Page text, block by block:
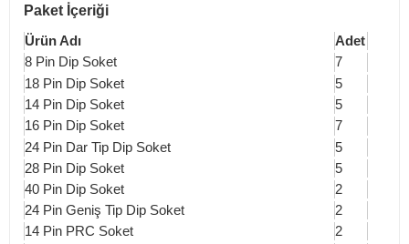
Paket İçeriği
Ürün Adı
Adet
8 Pin Dip Soket
7
18 Pin Dip Soket
5
14 Pin Dip Soket
5
16 Pin Dip Soket
7
24 Pin Dar Tip Dip Soket
5
28 Pin Dip Soket
5
40 Pin Dip Soket
2
24 Pin Geniş Tip Dip Soket
2
14 Pin PRC Soket
2